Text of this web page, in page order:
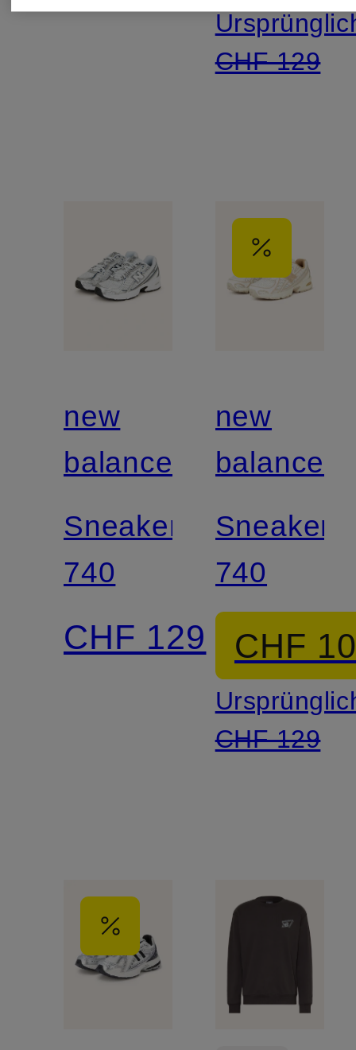
CHF 129
new
balance
Sneaker
740
CHF 129
new
balance
Sneaker
740
CHF
CHF 129